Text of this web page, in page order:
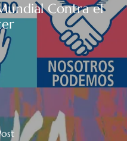
Contra el